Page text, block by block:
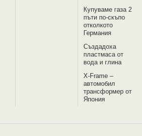
Купуваме газа 2
пъти по-скъпо
отколкото
Германия
Създадоха
пластмаса от
вода и глина
X-Frame –
автомобил
трансформер от
Япония